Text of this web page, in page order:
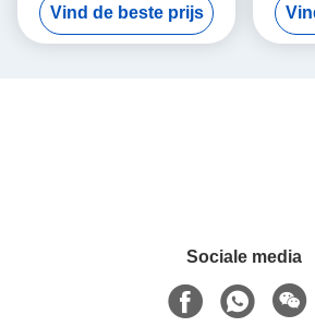
Vind de beste prijs
Sociale media